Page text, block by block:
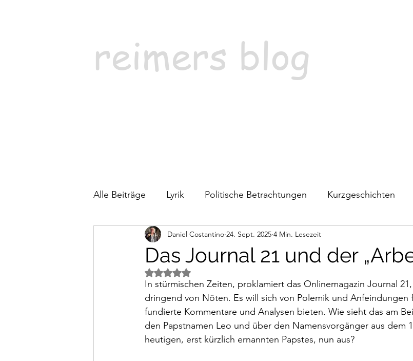
reimers blog
Alle Beiträge Lyrik Politische Betrachtungen Kurzgeschichten
Alltagsimpressionen Videos Gedanken
Das Journal 21 und der
Daniel Costantino 24. Sept. 2025 4 Min. Lesezeit
Mit NaN von 5 Sternen bewertet.
In stürmischen Zeiten, proklamiert das Onlinemagazin Journal
dringend von Nöten. Es will sich von Polemik und Anfeindungen
fundierte Kommentare und Analysen bieten. Wie sieht das am
den Papstnamen Leo und über den Namensvorgänger aus dem
heutigen, erst kürzlich ernannten Papstes, nun aus?